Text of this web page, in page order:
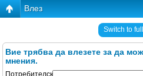
Влез
Switch to
Вие трябва да влезете за да
мнения.
Потребителско